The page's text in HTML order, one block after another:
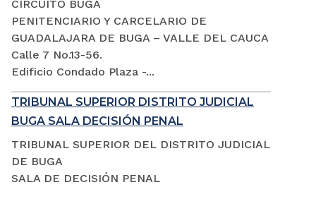
CIRCUITO BUGA
PENITENCIARIO Y CARCELARIO DE
GUADALAJARA DE BUGA – VALLE DEL CAUCA
Calle 7 No.13-56.
Edificio Condado Plaza -...
TRIBUNAL SUPERIOR DISTRITO JUDICIAL
BUGA SALA DECISIÓN PENAL
TRIBUNAL SUPERIOR DEL DISTRITO JUDICIAL
DE BUGA
SALA DE DECISIÓN PENAL